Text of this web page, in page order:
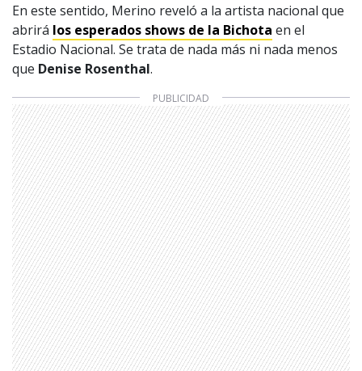
En este sentido, Merino reveló a la artista nacional que
abrirá los esperados shows de la Bichota en el
Estadio Nacional. Se trata de nada más ni nada menos
que Denise Rosenthal.